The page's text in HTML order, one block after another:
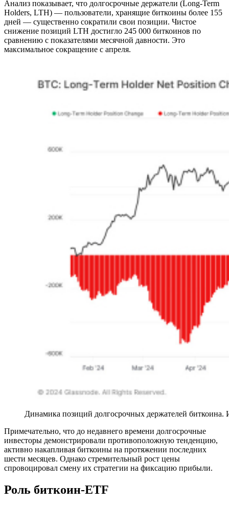
Анализ показывает, что долгосрочные держатели (Long-Term
Holders, LTH) — пользователи, хранящие биткоины более 155
дней — существенно сократили свои позиции. Чистое
снижение позиций LTH достигло 245 000 биткоинов по
сравнению с показателями месячной давности. Это
максимальное сокращение с апреля.
Динамика позиций долгосрочных держателей биткоина.
Примечательно, что до недавнего времени долгосрочные
инвесторы демонстрировали противоположную тенденцию,
активно накапливая биткоины на протяжении последних
шести месяцев. Однако стремительный рост цены
спровоцировал смену их стратегии на фиксацию прибыли.
Роль биткоин-ETF